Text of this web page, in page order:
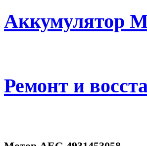
Аккумулятор
Ремонт и